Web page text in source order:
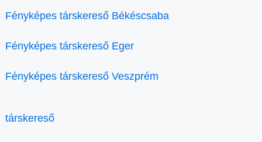
Fényképes társkereső Békéscsaba
Fényképes társkereső Eger
Fényképes társkereső Veszprém
társkereső